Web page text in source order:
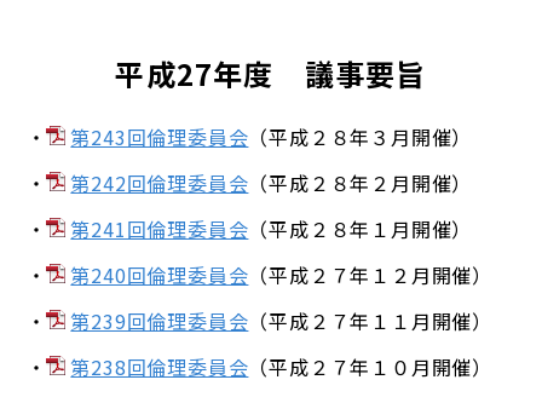
平成27年度 議事要旨
第243回倫理委員会 （平成２８年３月開催）
第242回倫理委員会 （平成２８年２月開催）
第241回倫理委員会 （平成２８年１月開催）
第240回倫理委員会 （平成２７年１２月開催）
第239回倫理委員会 （平成２７年１１月開催）
第238回倫理委員会 （平成２７年１０月開催）